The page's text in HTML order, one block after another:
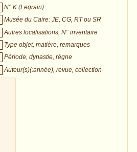
N° K (Legrain)
Musée du Caire: JE, CG, RT ou SR
Autres localisations, N° inventaire
Type objet, matière, remarques
Période, dynastie, règne
Auteur(s)(:année), revue, collection